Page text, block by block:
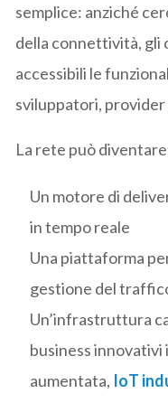
semplice: anziché
della connettività, gli
accessibili le
sviluppatori,
La rete può
Un motore di
in tempo reale
Una piattaforma
gestione del
Un’infrastruttura
business
aumentata, IoT